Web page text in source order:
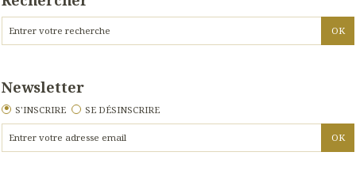
Newsletter
S'INSCRIRE SE DÉSINSCRIRE